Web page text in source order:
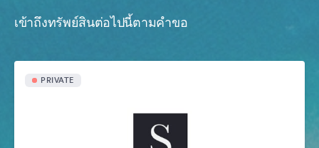
เข้าถึงทรัพย์สินต่อไปนี้ตามคำขอ
PRIVATE